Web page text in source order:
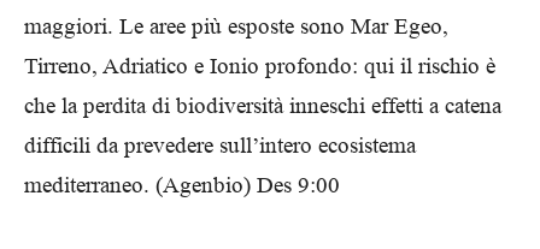
maggiori. Le aree più esposte sono Mar Egeo,
Tirreno, Adriatico e Ionio profondo: qui il rischio è
che la perdita di biodiversità inneschi effetti a catena
difficili da prevedere sull’intero ecosistema
mediterraneo. (Agenbio) Des 9:00